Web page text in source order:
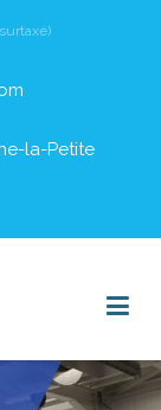
la-Petite